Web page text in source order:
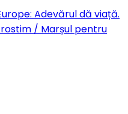
Adevărul dă viață.
/ Marșul pentru